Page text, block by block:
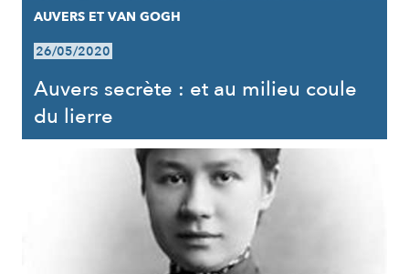
AUVERS ET VAN GOGH
26/05/2020
Auvers secrète : et au milieu coule
du lierre